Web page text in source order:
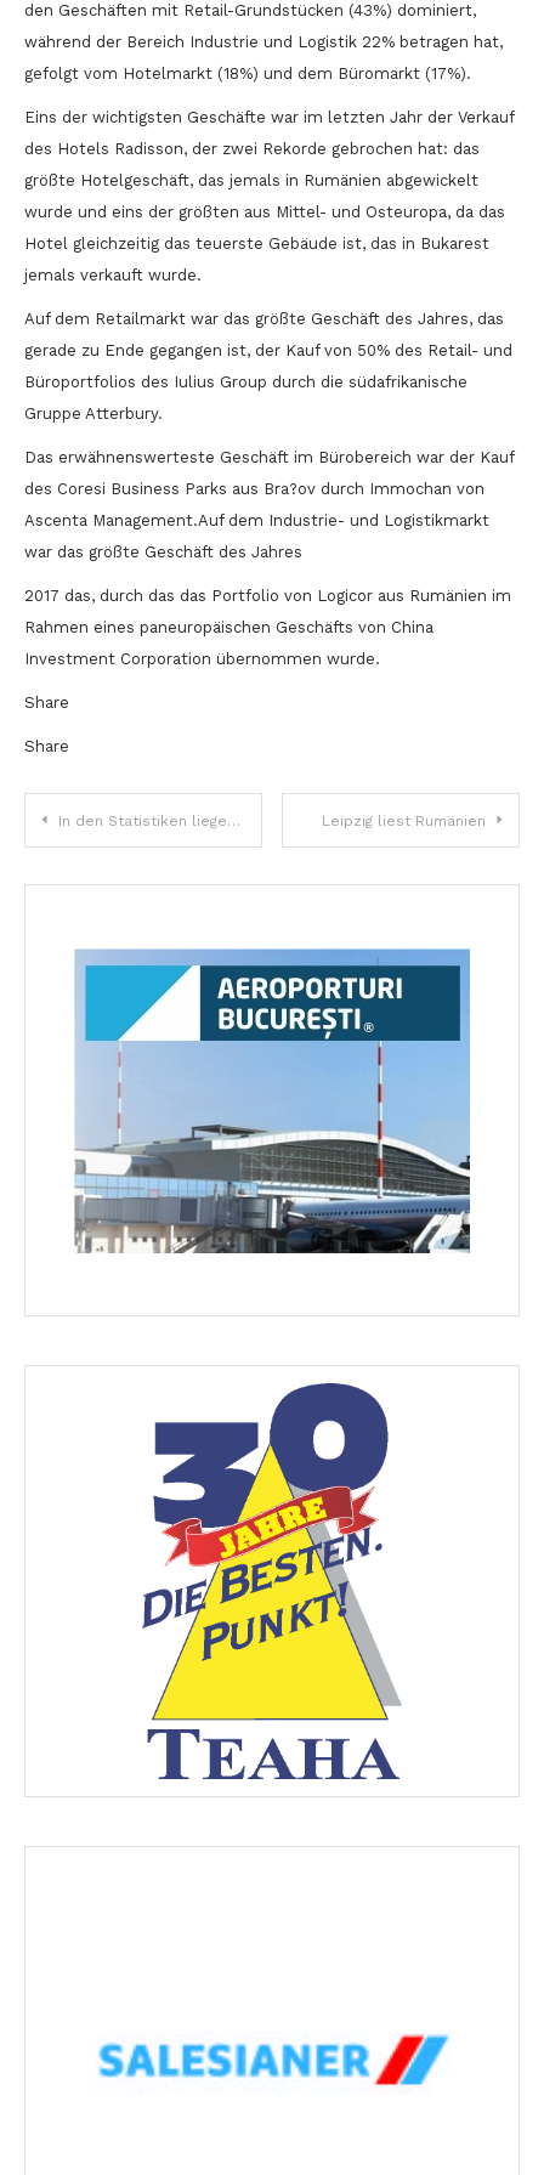
den Geschäften mit Retail-Grundstücken (43%) dominiert,
während der Bereich Industrie und Logistik 22% betragen hat,
gefolgt vom Hotelmarkt (18%) und dem Büromarkt (17%).
Eins der wichtigsten Geschäfte war im letzten Jahr der Verkauf
des Hotels Radisson, der zwei Rekorde gebrochen hat: das
größte Hotelgeschäft, das jemals in Rumänien abgewickelt
wurde und eins der größten aus Mittel- und Osteuropa, da das
Hotel gleichzeitig das teuerste Gebäude ist, das in Bukarest
jemals verkauft wurde.
Auf dem Retailmarkt war das größte Geschäft des Jahres, das
gerade zu Ende gegangen ist, der Kauf von 50% des Retail- und
Büroportfolios des Iulius Group durch die südafrikanische
Gruppe Atterbury.
Das erwähnenswerteste Geschäft im Bürobereich war der Kauf
des Coresi Business Parks aus Bra?ov durch Immochan von
Ascenta Management.Auf dem Industrie- und Logistikmarkt
war das größte Geschäft des Jahres
2017 das, durch das das Portfolio von Logicor aus Rumänien im
Rahmen eines paneuropäischen Geschäfts von China
Investment Corporation übernommen wurde.
Share
Share
Beitragsnavigation
In den Statistiken liegen wir gut. Wie sieht es aber mit dem Vertrauen aus? Leipzig liest Rumänien